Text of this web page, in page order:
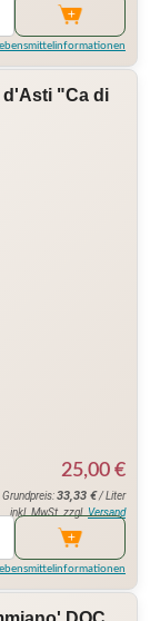
d'Asti "Ca di
25,00 €
Grundpreis:33,33 €/ Liter
inkl. MwSt. zzgl. Versand